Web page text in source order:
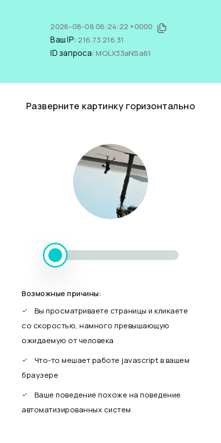
2026-08-08 06:24:22 +0000
Ваш IP:216.73.216.31
ID запроса:MOLX33aNSa61
Разверните картинку горизонтально
Возможные причины:
Вы просматриваете страницы и кликаете
со скоростью, намного превышающую
ожидаемую от человека
Что-то мешает работе javascript в вашем
браузере
Ваше поведение похоже на поведение
автоматизированных систем